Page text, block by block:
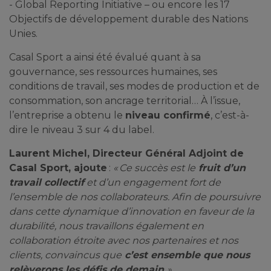
- Global Reporting Initiative – ou encore les 17
Objectifs de développement durable des Nations
Unies.
Casal Sport a ainsi été évalué quant à sa
gouvernance, ses ressources humaines, ses
conditions de travail, ses modes de production et de
consommation, son ancrage territorial… À l’issue,
l’entreprise a obtenu le niveau confirmé, c’est-à-
dire le niveau 3 sur 4 du label.
Laurent Michel, Directeur Général Adjoint de
Casal Sport, ajoute : « Ce succès est le fruit d’un
travail collectifet d’un engagement fort de
l’ensemble de nos collaborateurs. Afin de poursuivre
dans cette dynamique d’innovation en faveur de la
durabilité, nous travaillons également en
collaboration étroite avec nos partenaires et nos
clients, convaincus que c’est ensemble que nous